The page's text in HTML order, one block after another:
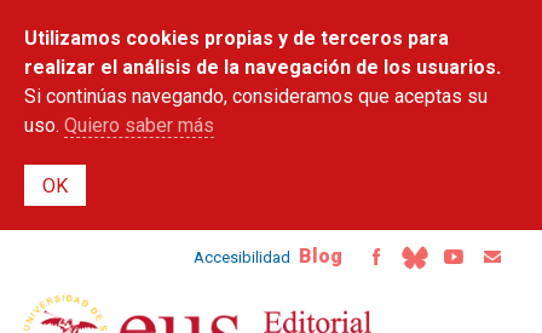
contenido
principal
Utilizamos cookies propias y de terceros para
realizar el análisis de la navegación de los usuarios.
Si continúas navegando, consideramos que aceptas su
uso. Quiero saber más
Accesibilidad Blog